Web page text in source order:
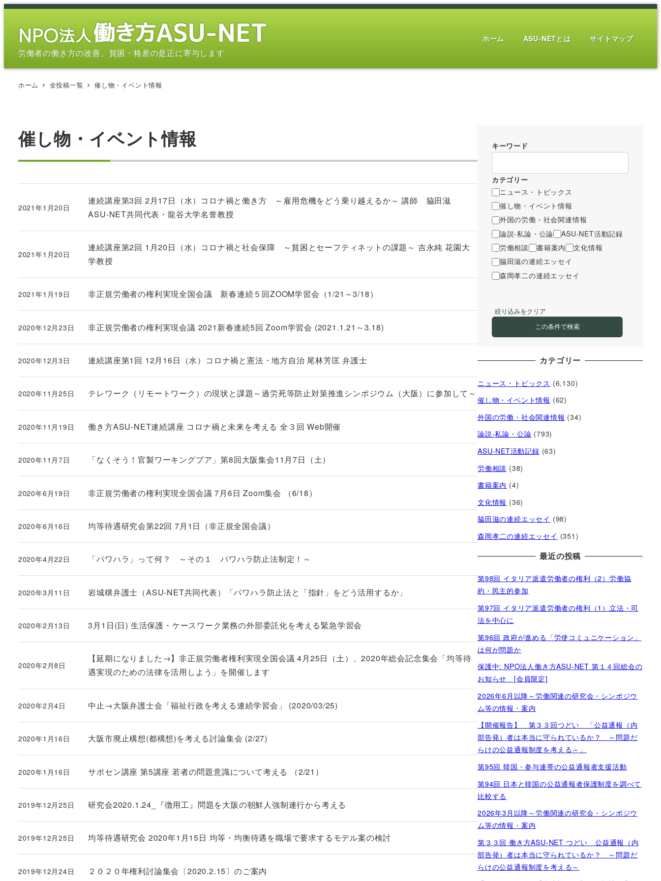
メ
労働者の働き方の改善、貧困・格差の是正に寄与します
ホーム ASU-NETとは サイトマップ
ホーム 全投稿一覧 催し物・イベント情報
催し物・イベント情報
連続講座第3回 2月17日（水）コロナ禍と働き方 ～雇用危機をどう乗り越えるか～ 講師 脇田滋
ASU-NET共同代表・龍谷大学名誉教授
投稿日
2021年1月20日
連続講座第2回 1月20日（水）コロナ禍と社会保障 ～貧困とセーフティネットの課題～ 吉永純 花園大
学教授
投稿日
2021年1月20日
非正規労働者の権利実現全国会議 新春連続５回ZOOM学習会（1/21～3/18）
投稿日
2021年1月19日
非正規労働者の権利実現会議 2021新春連続5回 Zoom学習会 (2021.1.21～3.18)
投稿日
2020年12月23日
連続講座第1回 12月16日（水）コロナ禍と憲法・地方自治 尾林芳匡 弁護士
投稿日
2020年12月3日
テレワーク（リモートワーク）の現状と課題～過労死等防止対策推進シンポジウム（大阪）に参加して～
投稿日
2020年11月25日
働き方ASU-NET連続講座 コロナ禍と未来を考える 全３回 Web開催
投稿日
2020年11月19日
「なくそう！官製ワーキングプア」第8回大阪集会11月7日（土）
投稿日
2020年11月7日
非正規労働者の権利実現全国会議 7月6日 Zoom集会 （6/18）
投稿日
2020年6月19日
均等待遇研究会第22回 7月1日（非正規全国会議）
投稿日
2020年6月16日
「パワハラ」って何？ ～その１ パワハラ防止法制定！～
投稿日
2020年4月22日
岩城穣弁護士（ASU-NET共同代表）「パワハラ防止法と「指針」をどう活用するか」
投稿日
2020年3月11日
3月1日(日) 生活保護・ケースワーク業務の外部委託化を考える緊急学習会
投稿日
2020年2月13日
【延期になりました→】非正規労働者権利実現全国会議 4月25日（土）、2020年総会記念集会「均等待
遇実現のための法律を活用しよう」を開催します
投稿日
2020年2月8日
中止→大阪弁護士会「福祉行政を考える連続学習会」 (2020/03/25)
投稿日
2020年2月4日
大阪市廃止構想(都構想)を考える討論集会 (2/27)
投稿日
2020年1月16日
サポセン講座 第5講座 若者の問題意識について考える （2/21）
投稿日
2020年1月16日
研究会2020.1.24_『徴用工』問題を大阪の朝鮮人強制連行から考える
投稿日
2019年12月25日
均等待遇研究会 2020年1月15日 均等・均衡待遇を職場で要求するモデル案の検討
投稿日
2019年12月25日
２０２０年権利討論集会〔2020.2.15〕のご案内
投稿日
2019年12月24日
キーワード
カテゴリー
ニュース・トピックス
催し物・イベント情報
外国の労働・社会関連情報
論説-私論・公論
ASU-NET活動記録
労働相談
書籍案内
文化情報
脇田滋の連続エッセイ
森岡孝二の連続エッセイ
絞り込みをクリア
この条件で検索
カテゴリー
ニュース・トピックス (6,130)
催し物・イベント情報 (62)
外国の労働・社会関連情報 (34)
論説-私論・公論 (793)
ASU-NET活動記録 (63)
労働相談 (38)
書籍案内 (4)
文化情報 (36)
脇田滋の連続エッセイ (98)
森岡孝二の連続エッセイ (351)
最近の投稿
第98回 イタリア派遣労働者の権利（2）労働協
約・民主的参加
第97回 イタリア派遣労働者の権利（1）立法・司
法を中心に
第96回 政府が進める「労使コミュニケーション」
は何が問題か
保護中: NPO法人働き方ASU-NET 第１４回総会の
お知らせ [会員限定]
2026年6月以降～労働関連の研究会・シンポジウ
ム等の情報・案内
【開催報告】 第３３回つどい 「公益通報（内
部告発）者は本当に守られているか？ ～問題だ
らけの公益通報制度を考える～」
第95回 韓国・参与連帯の公益通報者支援活動
第94回 日本と韓国の公益通報者保護制度を調べて
比較する
2026年3月以降～労働関連の研究会・シンポジウ
ム等の情報・案内
第３３回 働き方ASU-NET つどい 公益通報（内
部告発）者は本当に守られているか？ ～問題だ
らけの公益通報制度を考える～